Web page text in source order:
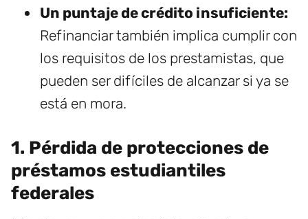
Un puntaje de crédito insuficiente:
Refinanciar también implica cumplir con
los requisitos de los prestamistas, que
pueden ser difíciles de alcanzar si ya se
está en mora.
1. Pérdida de protecciones de
préstamos estudiantiles
federales